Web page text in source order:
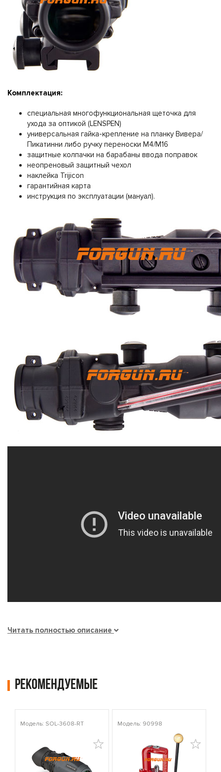
Комплектация:
специальная многофункциональная щеточка для
ухода за оптикой (LENSPEN)
универсальная гайка-крепление на планку Вивера/
Пикатинни либо ручку переноски M4/M16
защитные колпачки на барабаны ввода поправок
неопреновый защитный чехол
наклейка Trijicon
гарантийная карта
инструкция по эксплуатации (мануал).
Читать полностью описание
Рекомендуемые
Модель: SOL-3608-RT Модель: 90998